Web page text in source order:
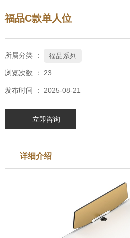
福品C款单人位
所属分类 ： 福品系列
浏览次数 ： 23
发布时间 ： 2025-08-21
立即咨询
详细介绍